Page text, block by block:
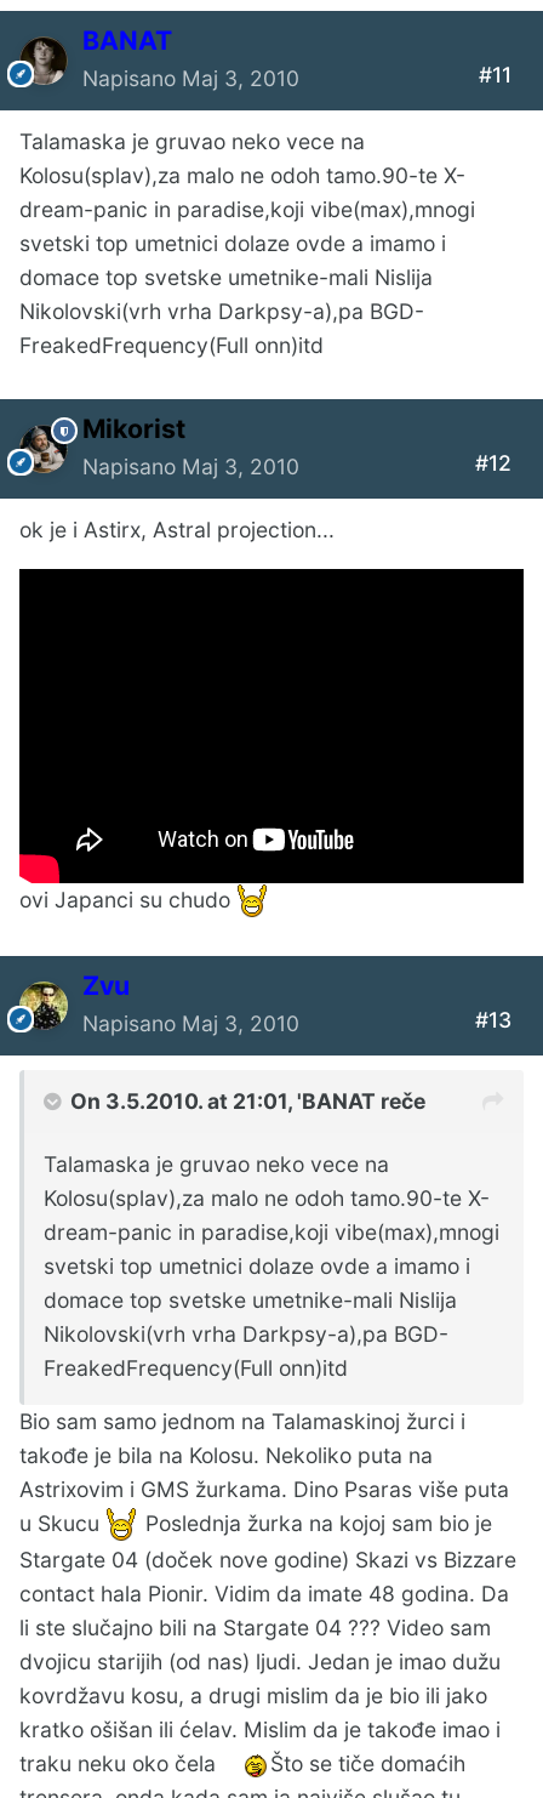
BANAT
Napisano Maj 3, 2010 #11
Talamaska je gruvao neko vece na
Kolosu(splav),za malo ne odoh tamo.90-te X-
dream-panic in paradise,koji vibe(max),mnogi
svetski top umetnici dolaze ovde a imamo i
domace top svetske umetnike-mali Nislija
Nikolovski(vrh vrha Darkpsy-a),pa BGD-
FreakedFrequency(Full onn)itd
Mikorist
Napisano Maj 3, 2010 #12
ok je i Astirx, Astral projection...
ovi Japanci su chudo
Zvu
Napisano Maj 3, 2010 #13
On 3.5.2010. at 21:01, 'BANAT reče
Talamaska je gruvao neko vece na
Kolosu(splav),za malo ne odoh tamo.90-te X-
dream-panic in paradise,koji vibe(max),mnogi
svetski top umetnici dolaze ovde a imamo i
domace top svetske umetnike-mali Nislija
Nikolovski(vrh vrha Darkpsy-a),pa BGD-
FreakedFrequency(Full onn)itd
Bio sam samo jednom na Talamaskinoj žurci i
takođe je bila na Kolosu. Nekoliko puta na
Astrixovim i GMS žurkama. Dino Psaras više puta
u Skucu
Poslednja žurka na kojoj sam bio je
Stargate 04 (doček nove godine) Skazi vs Bizzare
contact hala Pionir. Vidim da imate 48 godina. Da
li ste slučajno bili na Stargate 04 ??? Video sam
dvojicu starijih (od nas) ljudi. Jedan je imao dužu
kovrdžavu kosu, a drugi mislim da je bio ili jako
kratko ošišan ili ćelav. Mislim da je takođe imao i
traku neku oko čela
Što se tiče domaćih